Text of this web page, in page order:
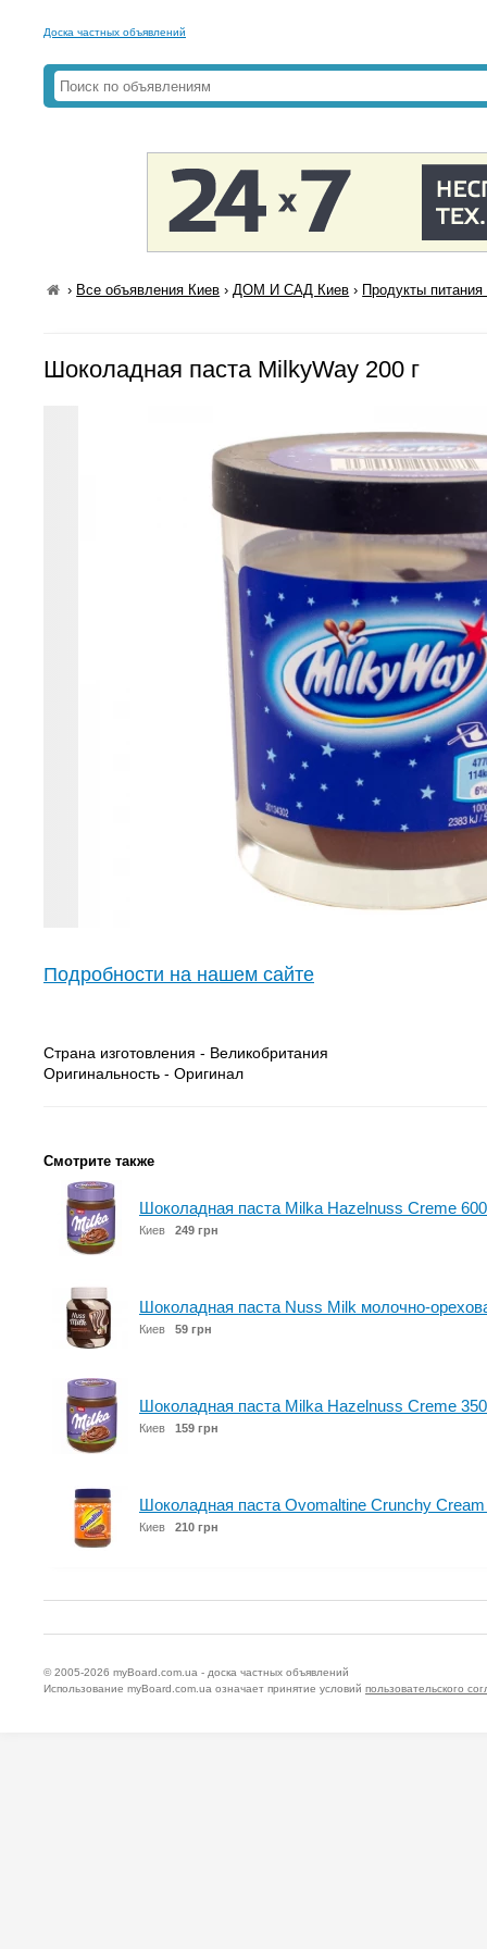
Доска частных объявлений
› Все объявления Киев ›ДОМ И САД Киев › Продукты
Шоколадная паста MilkyWay 200 г
Подробности на нашем сайте
Страна изготовления - Великобритания
Оригинальность - Оригинал
Смотрите также
Шоколадная паста Milka Hazelnuss Creme 600
Киев 249 грн
Шоколадная паста Nuss Milk молочно-
Киев 59 грн
Шоколадная паста Milka Hazelnuss Creme 350
Киев 159 грн
Шоколадная паста Ovomaltine Crunchy Cream
Киев 210 грн
© 2005-2026 myBoard.com.ua - доска частных объявлений
Использование myBoard.com.ua означает принятие условий пользовательского